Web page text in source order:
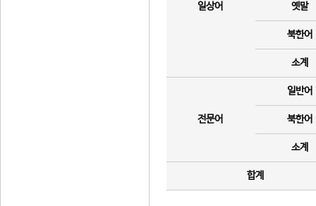
일상어 옛말
북한어
소계
전문어
일반어
북한어
소계
합계